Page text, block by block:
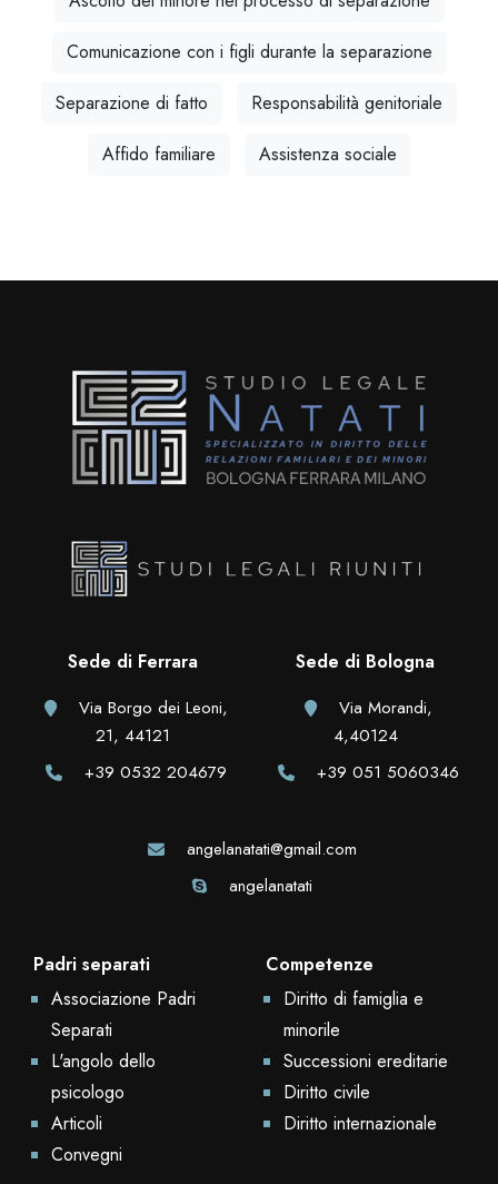
Comunicazione con i figli durante la separazione
Separazione di fatto
Responsabilità genitoriale
Affido familiare
Assistenza sociale
Sede di Ferrara
Via Borgo dei Leoni,
21, 44121
+39 0532 204679
Sede di Bologna
Via Morandi,
4,40124
+39 051 5060346
angelanatati@gmail.com
angelanatati
Padri separati
Associazione Padri
Separati
L'angolo dello
psicologo
Articoli
Convegni
Competenze
Diritto di famiglia e
minorile
Successioni ereditarie
Diritto civile
Diritto internazionale